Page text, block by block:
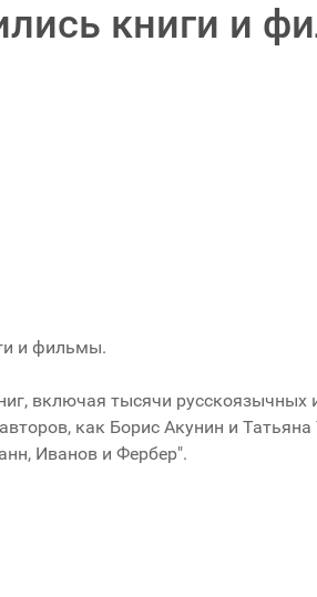
книги и
и фильмы.
включая тысячи русскоязычных
как Борис Акунин и Татьяна
Иванов и Фербер".